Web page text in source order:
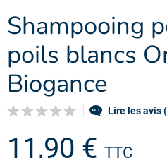
Shampooing
poils blancs
Biogance
Lire les avis
11,90 € TTC